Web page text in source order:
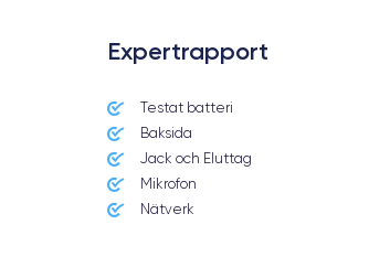
Date de sortie
14/09/2021
Dimensions
160.8×78.1×7.65 mm
Expertrapport
Testat batteri
Baksida
Jack och Eluttag
Mikrofon
Nätverk